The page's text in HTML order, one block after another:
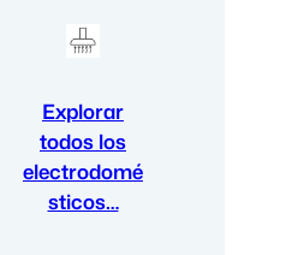
Explorar
todos los
electrodomé
sticos…